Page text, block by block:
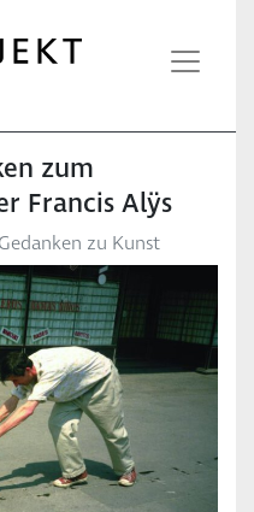
zum
Francis Alÿs
Gedanken zu Kunst